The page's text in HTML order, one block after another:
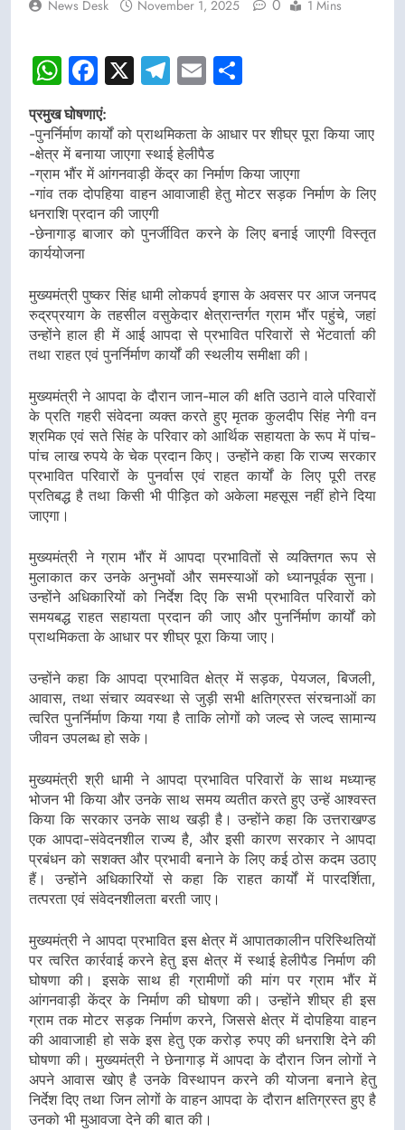
News Desk November 1, 2025 0 1 Mins
WhatsApp
Facebook
X Telegram
Email
प्रमुख घोषणाएं:
-पुनर्निर्माण कार्यों को प्राथमिकता के आधार पर शीघ्र पूरा किया जाए
-क्षेत्र में बनाया जाएगा स्थाई हेलीपैड
-ग्राम भौंर में आंगनवाड़ी केंद्र का निर्माण किया जाएगा
-गांव तक दोपहिया वाहन आवाजाही हेतु मोटर सड़क निर्माण के लिए
धनराशि प्रदान की जाएगी
-छेनागाड़ बाजार को पुनर्जीवित करने के लिए बनाई जाएगी विस्तृत
कार्ययोजना
मुख्यमंत्री पुष्कर सिंह धामी लोकपर्व इगास के अवसर पर आज जनपद
रुद्रप्रयाग के तहसील वसुकेदार क्षेत्रान्तर्गत ग्राम भौंर पहुंचे, जहां
उन्होंने हाल ही में आई आपदा से प्रभावित परिवारों से भेंटवार्ता की
तथा राहत एवं पुनर्निर्माण कार्यों की स्थलीय समीक्षा की।
मुख्यमंत्री ने आपदा के दौरान जान-माल की क्षति उठाने वाले परिवारों
के प्रति गहरी संवेदना व्यक्त करते हुए मृतक कुलदीप सिंह नेगी वन
श्रमिक एवं सते सिंह के परिवार को आर्थिक सहायता के रूप में पांच-
पांच लाख रुपये के चेक प्रदान किए। उन्होंने कहा कि राज्य सरकार
प्रभावित परिवारों के पुनर्वास एवं राहत कार्यों के लिए पूरी तरह
प्रतिबद्ध है तथा किसी भी पीड़ित को अकेला महसूस नहीं होने दिया
जाएगा।
मुख्यमंत्री ने ग्राम भौंर में आपदा प्रभावितों से व्यक्तिगत रूप से
मुलाकात कर उनके अनुभवों और समस्याओं को ध्यानपूर्वक सुना।
उन्होंने अधिकारियों को निर्देश दिए कि सभी प्रभावित परिवारों को
समयबद्ध राहत सहायता प्रदान की जाए और पुनर्निर्माण कार्यों को
प्राथमिकता के आधार पर शीघ्र पूरा किया जाए।
उन्होंने कहा कि आपदा प्रभावित क्षेत्र में सड़क, पेयजल, बिजली,
आवास, तथा संचार व्यवस्था से जुड़ी सभी क्षतिग्रस्त संरचनाओं का
त्वरित पुनर्निर्माण किया गया है ताकि लोगों को जल्द से जल्द सामान्य
जीवन उपलब्ध हो सके।
मुख्यमंत्री श्री धामी ने आपदा प्रभावित परिवारों के साथ मध्यान्ह
भोजन भी किया और उनके साथ समय व्यतीत करते हुए उन्हें आश्वस्त
किया कि सरकार उनके साथ खड़ी है। उन्होंने कहा कि उत्तराखण्ड
एक आपदा-संवेदनशील राज्य है, और इसी कारण सरकार ने आपदा
प्रबंधन को सशक्त और प्रभावी बनाने के लिए कई ठोस कदम उठाए
हैं। उन्होंने अधिकारियों से कहा कि राहत कार्यों में पारदर्शिता,
तत्परता एवं संवेदनशीलता बरती जाए।
मुख्यमंत्री ने आपदा प्रभावित इस क्षेत्र में आपातकालीन परिस्थितियों
पर त्वरित कार्रवाई करने हेतु इस क्षेत्र में स्थाई हेलीपैड निर्माण की
घोषणा की। इसके साथ ही ग्रामीणों की मांग पर ग्राम भौंर में
आंगनवाड़ी केंद्र के निर्माण की घोषणा की। उन्होंने शीघ्र ही इस
ग्राम तक मोटर सड़क निर्माण करने, जिससे क्षेत्र में दोपहिया वाहन
की आवाजाही हो सके इस हेतु एक करोड़ रुपए की धनराशि देने की
घोषणा की। मुख्यमंत्री ने छेनागाड़ में आपदा के दौरान जिन लोगों ने
अपने आवास खोए है उनके विस्थापन करने की योजना बनाने हेतु
निर्देश दिए तथा जिन लोगों के वाहन आपदा के दौरान क्षतिग्रस्त हुए है
उनको भी मुआवजा देने की बात की।